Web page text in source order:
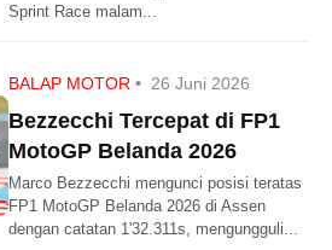
Sprint Race malam...
BALAP MOTOR • 26 Juni 2026
Bezzecchi Tercepat di FP1
MotoGP Belanda 2026
Marco Bezzecchi mengunci posisi teratas
FP1 MotoGP Belanda 2026 di Assen
dengan catatan 1'32.311s, mengungguli...